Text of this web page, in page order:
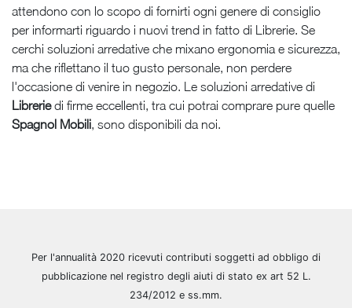
attendono con lo scopo di fornirti ogni genere di consiglio
per informarti riguardo i nuovi trend in fatto di Librerie. Se
cerchi soluzioni arredative che mixano ergonomia e sicurezza,
ma che riflettano il tuo gusto personale, non perdere
l'occasione di venire in negozio. Le soluzioni arredative di
Libreriedi firme eccellenti, tra cui potrai comprare pure quelle
Spagnol Mobili, sono disponibili da noi.
Per l'annualità 2020 ricevuti contributi soggetti ad obbligo di
pubblicazione nel registro degli aiuti di stato ex art 52 L.
234/2012 e ss.mm.